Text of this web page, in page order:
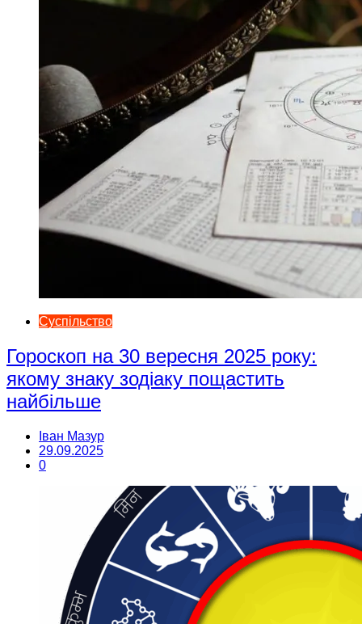
Суспільство
Гороскоп на 30 вересня 2025 року:
якому знаку зодіаку пощастить
найбільше
Іван Мазур
29.09.2025
0